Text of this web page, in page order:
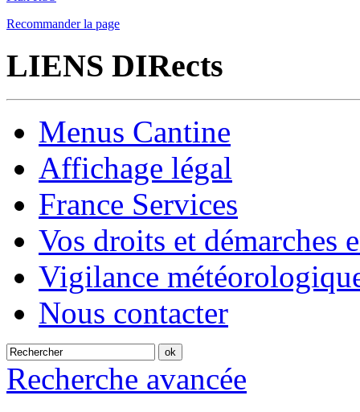
Recommander la page
LIENS DIRects
Menus Cantine
Affichage légal
France Services
Vos droits et démarches
Vigilance
Nous contacter
Recherche avancée